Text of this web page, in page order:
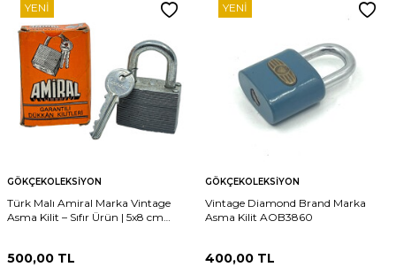
YENI
GÖKÇEKOLEKSIYON
Türk Malı Amiral Marka Vintage
Asma Kilit – Sıfır Ürün | 5x8 cm
500,00 TL
YENI
GÖKÇEKOLEKSIYON
Vintage Diamond Brand Marka
Asma Kilit AOB3860
400,00 TL